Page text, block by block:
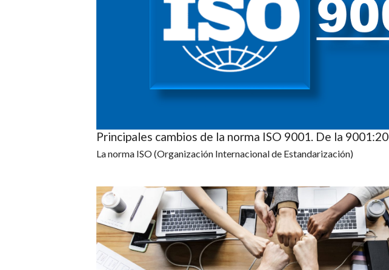
Principales cambios de la norma ISO 9001. De la
La norma ISO (Organización Internacional de Estandarización)